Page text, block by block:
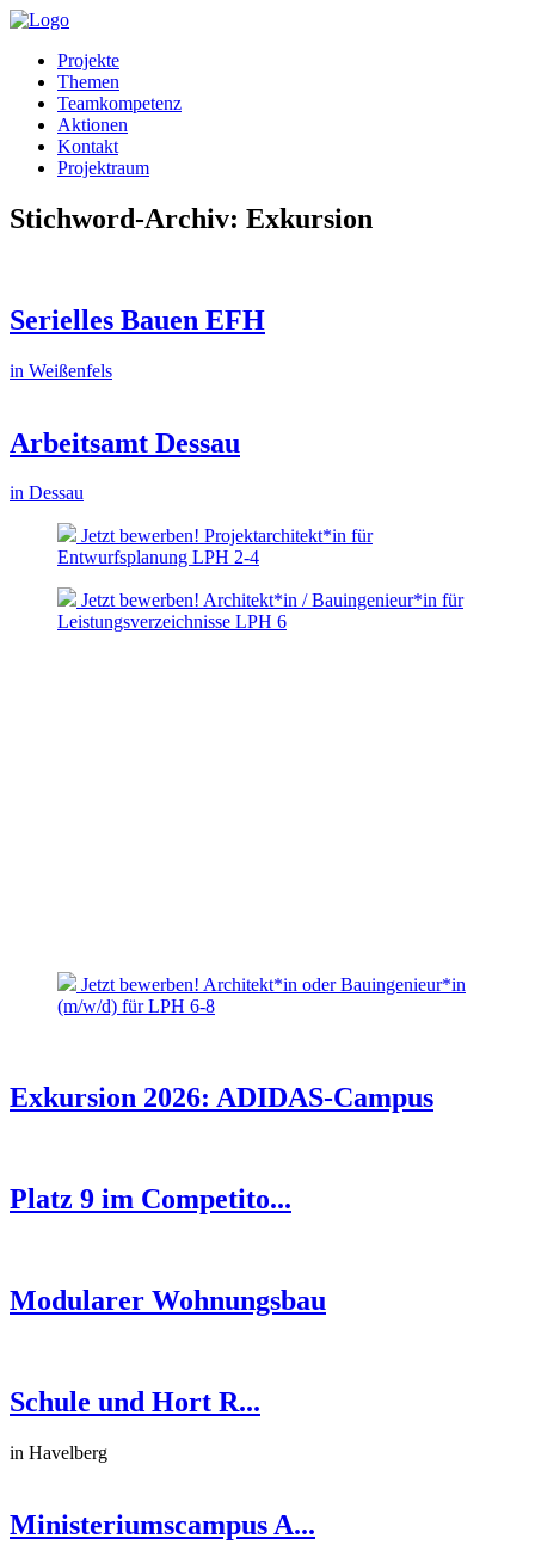
Projekte
Themen
Teamkompetenz
Aktionen
Kontakt
Projektraum
Stichword-Archiv: Exkursion
Serielles Bauen EFH
in Weißenfels
Arbeitsamt Dessau
in Dessau
Jetzt bewerben! Projektarchitekt*in für
Entwurfsplanung LPH 2-4
Jetzt bewerben! Architekt*in / Bauingenieur*in für
Leistungsverzeichnisse LPH 6
Jetzt bewerben! Architekt*in oder Bauingenieur*in
(m/w/d) für LPH 6-8
Exkursion 2026: ADIDAS-Campus
Platz 9 im Competito...
Modularer Wohnungsbau
Schule und Hort R...
in Havelberg
Ministeriumscampus A...